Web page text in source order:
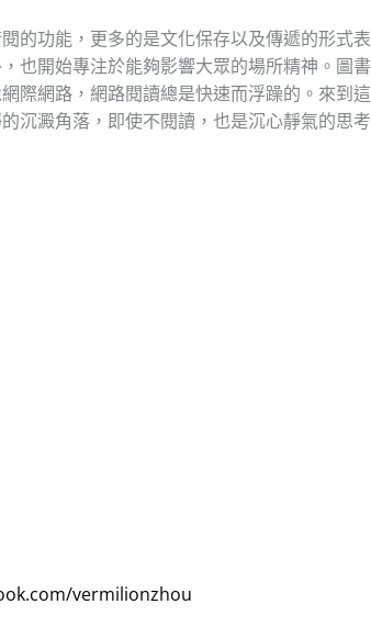
的功能，更多的是文化保存以及傳遞的形式表
也開始專注於能夠影響大眾的場所精神。圖書
際網路，網路閱讀總是快速而浮躁的。來到這
沉澱角落，即使不閱讀，也是沉心靜氣的思考
vermilionzhou